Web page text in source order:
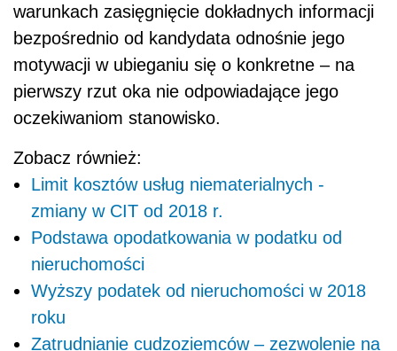
warunkach zasięgnięcie dokładnych informacji
bezpośrednio od kandydata odnośnie jego
motywacji w ubieganiu się o konkretne – na
pierwszy rzut oka nie odpowiadające jego
oczekiwaniom stanowisko.
Zobacz również:
Limit kosztów usług niematerialnych -
zmiany w CIT od 2018 r.
Podstawa opodatkowania w podatku od
nieruchomości
Wyższy podatek od nieruchomości w 2018
roku
Zatrudnianie cudzoziemców – zezwolenie na